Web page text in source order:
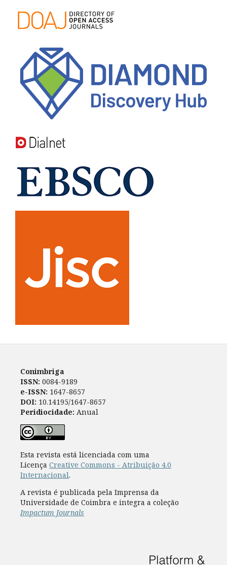
Conimbriga
ISSN: 0084-9189
e-ISSN: 1647-8657
DOI: 10.14195/1647-8657
Peridiocidade: Anual
Esta revista está licenciada com uma
Licença Creative Commons - Atribuição 4.0
Internacional.
A revista é publicada pela Imprensa da
Universidade de Coimbra e integra a coleção
Impactum Journals